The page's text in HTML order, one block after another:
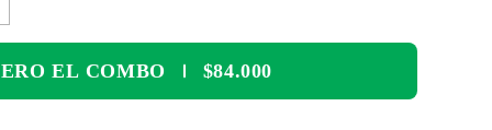
EL COMBO $84.000